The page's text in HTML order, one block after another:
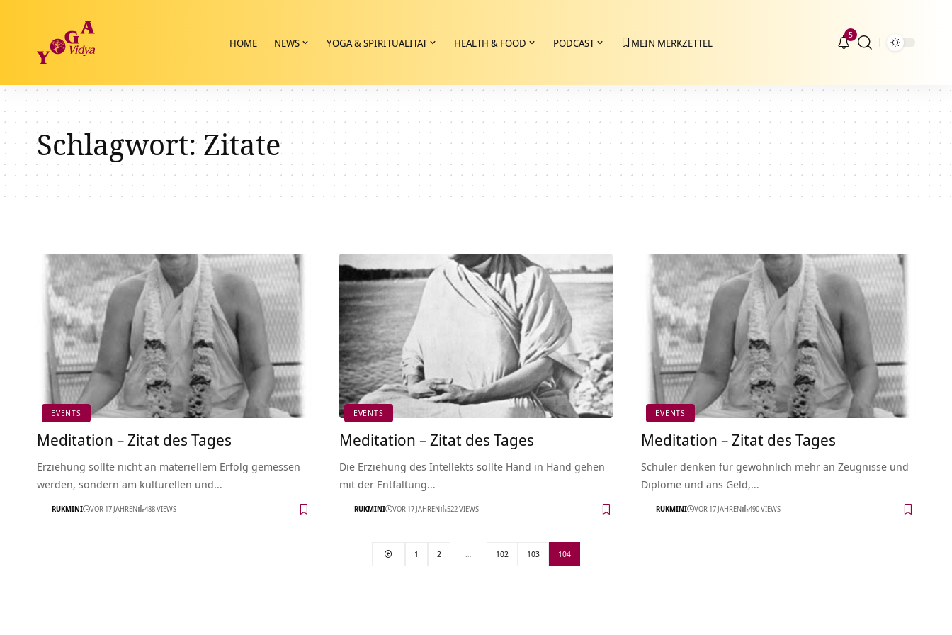
HOME NEWS YOGA & SPIRITUALITÄT HEALTH & FOOD PODCAST MEIN MERKZETTEL
5
Schlagwort:Zitate
EVENTS
Meditation – Zitat des Tages
Erziehung sollte nicht an materiellem Erfolg gemessen
werden, sondern am kulturellen und…
RUKMINI VOR 17 JAHREN 488 VIEWS
EVENTS
Meditation – Zitat des Tages
Die Erziehung des Intellekts sollte Hand in Hand gehen
mit der Entfaltung…
RUKMINI VOR 17 JAHREN 522 VIEWS
EVENTS
Meditation – Zitat des Tages
Schüler denken für gewöhnlich mehr an Zeugnisse und
Diplome und ans Geld,…
RUKMINI VOR 17 JAHREN 490 VIEWS
1 2 102 103 104